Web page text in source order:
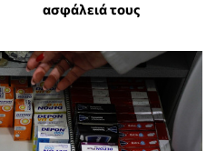
ασφάλειά τους